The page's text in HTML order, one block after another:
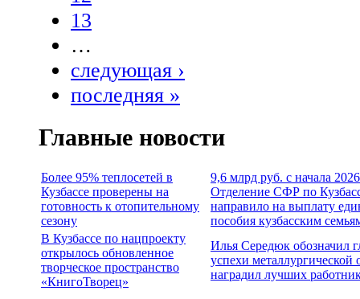
13
…
следующая ›
последняя »
Главные новости
Более 95% теплосетей в
Кузбассе проверены на
готовность к отопительному
сезону
9,6 млрд руб. с начала
Отделение СФР по
направило на выплату
пособия кузбасским
В Кузбассе по нацпроекту
открылось обновленное
творческое пространство
«КнигоТворец»
Илья Середюк обозначил
успехи металлургической
наградил лучших